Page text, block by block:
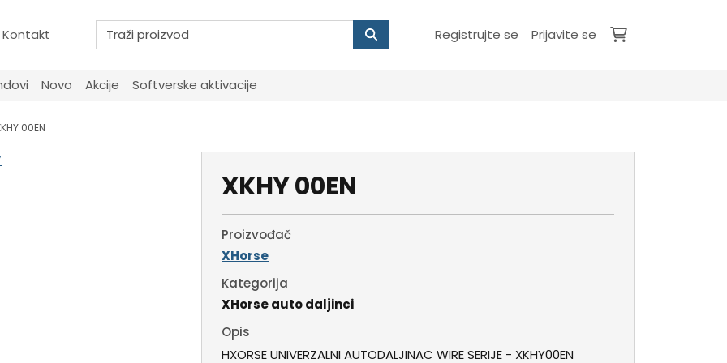
Kontakt Registrujte se Prijavite se
Novo Akcije Softverske aktivacije
00EN
XKHY 00EN
Proizvođač
XHorse
Kategorija
XHorse auto daljinci
Opis
HXORSE UNIVERZALNI AUTODALJINAC WIRE SERIJE - XKHY00EN